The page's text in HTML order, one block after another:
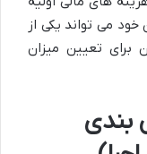
می تواند یکی از
برای تعیین میزان
بندی